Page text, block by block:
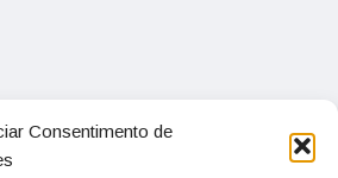
Consentimento de